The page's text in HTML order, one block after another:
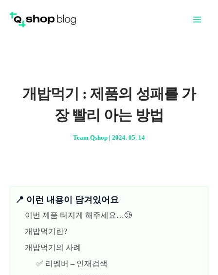
개밥먹기 : 제품의 성패를 가
장 빨리 아는 방법
Team Qshop | 2024. 05. 14
📍 이런 내용이 담겨있어요
이번 제품 터지게 해주세요…🥲
개밥먹기란?
개밥먹기의 사례
✅ 리멤버 – 인재검색